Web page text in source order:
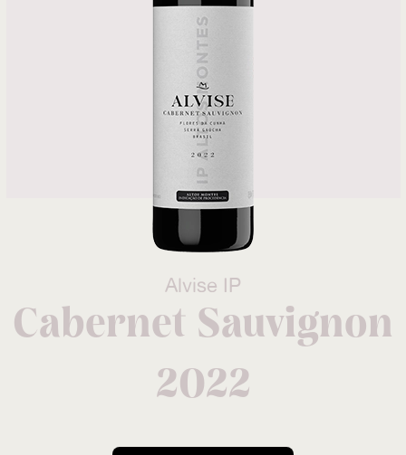
Alvise IP
Cabernet Sauvignon
2022